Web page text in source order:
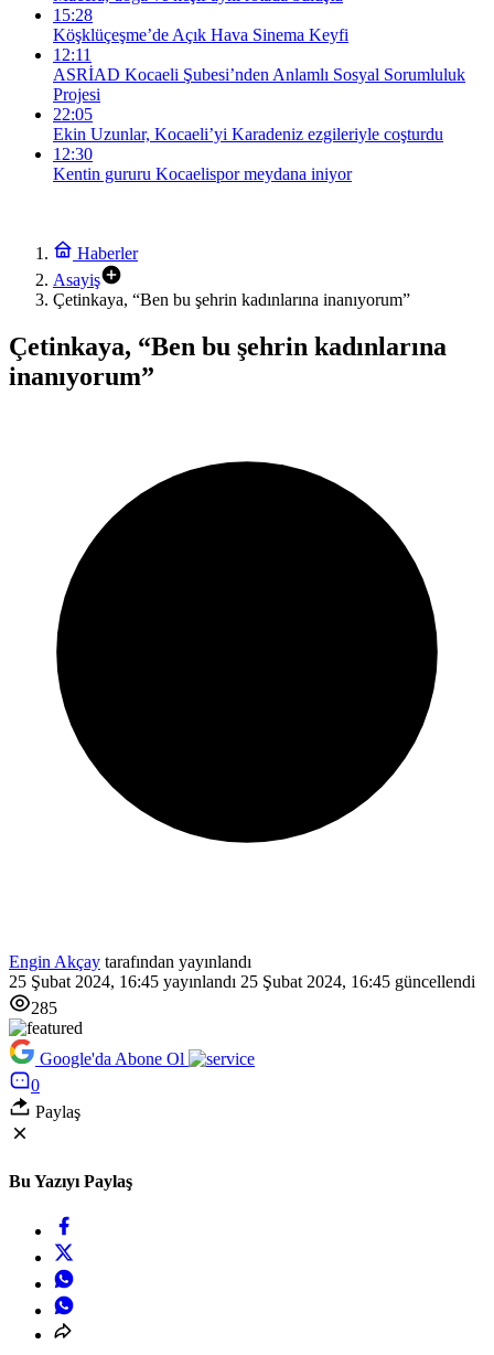
15:28
Köşklüçeşme’de Açık Hava Sinema Keyfi
12:11
ASRİAD Kocaeli Şubesi’nden Anlamlı Sosyal Sorumluluk
Projesi
22:05
Ekin Uzunlar, Kocaeli’yi Karadeniz ezgileriyle coşturdu
12:30
Kentin gururu Kocaelispor meydana iniyor
Haberler
Asayiş
Çetinkaya, “Ben bu şehrin kadınlarına inanıyorum”
Çetinkaya, “Ben bu şehrin kadınlarına
inanıyorum”
Engin Akçay tarafından yayınlandı
25 Şubat 2024, 16:45 yayınlandı 25 Şubat 2024, 16:45 güncellendi
285
Google'da Abone Ol
0
Paylaş
Bu Yazıyı Paylaş